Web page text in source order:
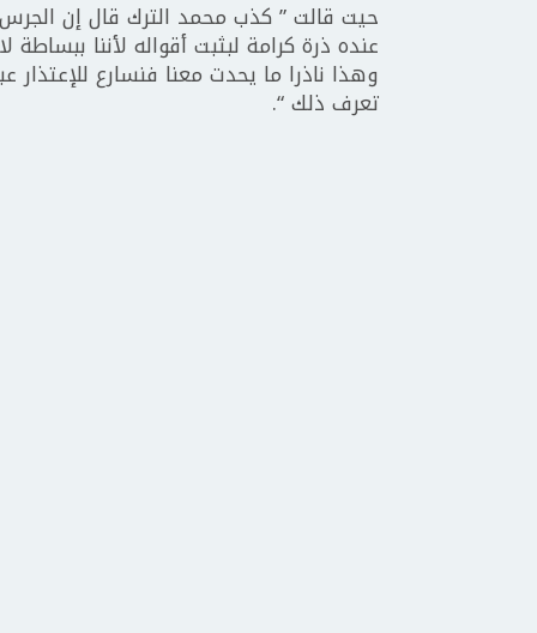
حيت قالت ” كذب محمد الترك قال إن
عنده ذرة كرامة لبثبت أقواله لأننا ببساطة
وهذا ناذرا ما يحدت معنا فنسارع للإعتذار
تعرف ذلك “.